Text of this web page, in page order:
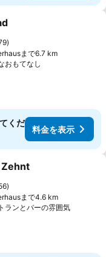
に追加
まで6.7 km
おもてなし
くだ
料金を表示
に追加
まで4.6 km
ランとバーの雰囲気料金を